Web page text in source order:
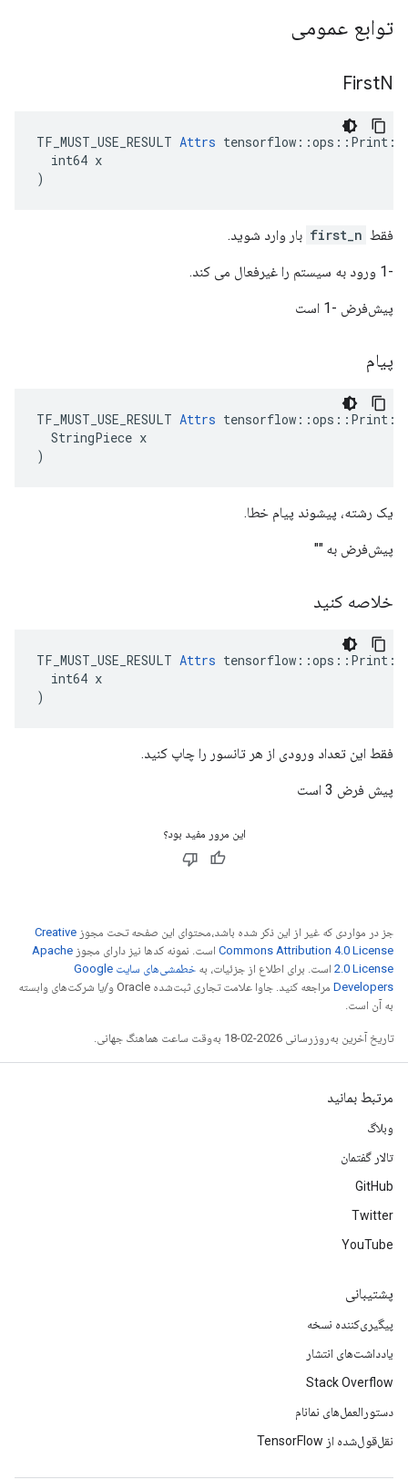
توابع عمومی
FirstN
TF_MUST_USE_RESULT Attrs
  int64 x
)
فقط first_n بار وارد شوید.
-1 ورود به سیستم را غیرفعال می کند.
پیش‌فرض -1 است
پیام
TF_MUST_USE_RESULT Attrs
  StringPiece x
)
یک رشته، پیشوند پیام خطا.
پیش‌فرض به ""
خلاصه کنید
TF_MUST_USE_RESULT Attrs
  int64 x
)
فقط این تعداد ورودی از هر تانسور را چاپ کنید.
پیش فرض 3 است
این مرور مفید بود؟
جز در مواردی که غیر از این ذکر شده باشد،‌محتوای این صفحه تحت مجوز Creative
Commons Attribution 4.0 License است. نمونه کدها نیز دارای مجوز Apache
2.0 License است. برای اطلاع از جزئیات، به
خطمشی‌های سایت Google
Developers‏
مراجعه کنید. جاوا علامت تجاری ثبت‌شده Oracle و/یا شرکت‌های وابسته
به آن است.
تاریخ آخرین به‌روزرسانی 2026-02-18 به‌وقت ساعت هماهنگ جهانی.
مرتبط بمانید
وبلاگ
تالار گفتمان
GitHub
Twitter
YouTube
پشتیبانی
پیگیری‌کننده نسخه
یادداشت‌های انتشار
Stack Overflow
دستورالعمل‌های نمانام
نقل‌قول‌شده از TensorFlow